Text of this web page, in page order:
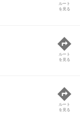
ルート
を見る
ルート
を見る
ルート
を見る